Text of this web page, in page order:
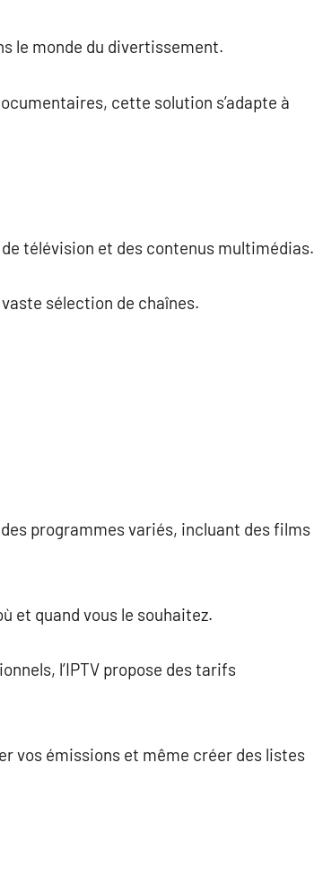
le monde du divertissement.
cette solution s’adapte à
télévision et des contenus multimédias.
sélection de chaînes.
programmes variés, incluant des films
et quand vous le souhaitez.
l’IPTV propose des tarifs
vos émissions et même créer des listes